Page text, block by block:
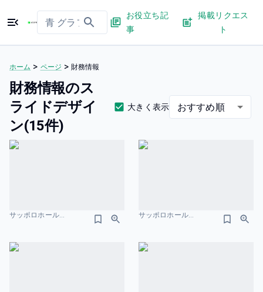
お役立ち記
事
掲載リクエス
ト
ホーム > ページ > 財務情報
財務情報のス
ライドデザイ
ン(15件)
大きく表示 おすすめ順
サッポロホールディングス株式会社-統合報告書 財務情報のスライドデザイン サッポロホールディングス株式会社-統合報告書 財務情報のスライドデザイン